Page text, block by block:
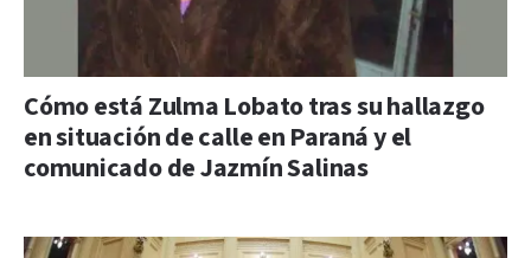
Cómo está Zulma Lobato tras su hallazgo
en situación de calle en Paraná y el
comunicado de Jazmín Salinas